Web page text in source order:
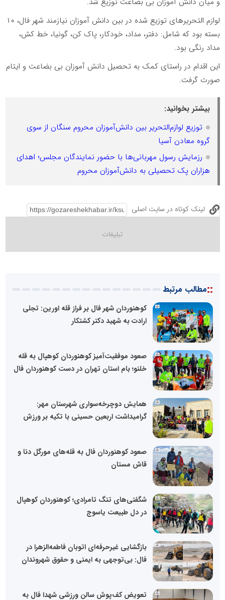
لوازم التحریرهای توزیع شده در بین دانش آموزان نیازمند شهر فال، ۱۰
بسته بود که شامل: دفتر، مداد، خودکار، پاک کن، گونیا، خط کش،
مداد رنگی بود.
این اقدام در راستای کمک به تحصیل دانش آموزان بی بضاعت و ایتام
صورت گرفت.
بیشتر بخوانید:
توزیع لوازم‌التحریر بین دانش‌آموزان محروم سنگان از سوی
گروه معادن آسیا
رزمایش رسول مهربانی‌ها با حضور نمایندگان مجلس؛ اهدای
هزاران پک تحصیلی به دانش‌آموزان محروم
لینک کوتاه در سایت اصلی
::مطالب مرتبط
کوهنوردان شهر فال بر فراز قله اورین: تجلی
ارادت به شهید دکتر کشتکار
صعود موفقیت‌آمیز کوهنوردان کوهپال به قله
خلنو؛ بام استان تهران در دست کوهنوردان فال
همایش دوچرخه‌سواری شهرستان مهر:
گرامیداشت اربعین حسینی با تکیه بر ورزش
صعود کوهنوردان فال به قله‌های مورگل دنا و
قاش مستان
شگفتی‌های تنگ تامرادی؛ کوهنوردان کوهپال
در دل طبیعت یاسوج
بازگشایی غیرحرفه‌ای اتوبان فاطمه‌الزهرا در
فال: بی‌توجهی به ایمنی و حقوق شهروندان
تعویض کف‌پوش سالن ورزشی شهدا فال به